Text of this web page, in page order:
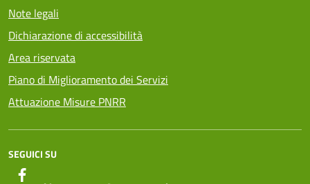
Note legali
Dichiarazione di accessibilità
Area riservata
Piano di Miglioramento dei Servizi
Attuazione Misure PNRR
SEGUICI SU